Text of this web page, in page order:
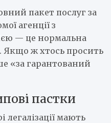
пакет послуг за
агенції з
— це нормальна
Якщо ж хтось просить
«за гарантований
пастки
легалізації мають